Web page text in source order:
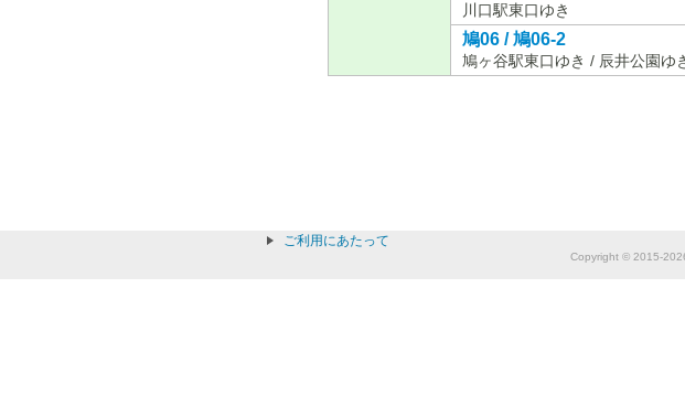
川口駅東口ゆき
鳩06 / 鳩06-2
鳩ヶ谷駅東口ゆき / 辰井公園ゆ
ご利用にあたって
Copyright © 2015-